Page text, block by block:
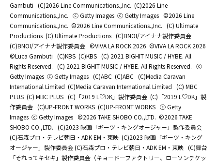
Gambuti (C)2026 Line Communications.,Inc. (C)2026 Line
Communications.,Inc. ⓒ Getty Images ⓒ Getty Images ©2026 Line
Communications.,Inc. ©2026 Line Communications.,Inc. (C) Ultimate
Productions (C) Ultimate Productions (C)BNOI/アイナナ製作委員会
(C)BNOI/アイナナ製作委員会 ©️VIVA LA ROCK 2026 ©️VIVA LA ROCK 2026
©Luca Gambuti (C)KBS (C)KBS (C) 2021 BIGHIT MUSIC / HYBE. All
Rights Reserved. (C) 2021 BIGHIT MUSIC / HYBE. All Rights Reserved. ⓒ
Getty Images ⓒ Getty Images (C)ABC (C)ABC (C)Media Caravan
International Limited (C)Media Caravan International Limited (C) MBC
PLUS (C) MBC PLUS (C)「2019 L♡DK」製作委員会 (C)「2019 L♡DK」製
作委員会 (C)UP-FRONT WORKS (C)UP-FRONT WORKS ⓒ Getty
Images ⓒ Getty Images ©2026 TAKE SHOBO CO.,LTD. ©2026 TAKE
SHOBO CO.,LTD. (C)2023 映画「ギーツ・キングオージャー」製作委員会
(C)石森プロ・テレビ朝日・ADK EM・東映 (C)2023 映画「ギーツ・キング
オージャー」製作委員会 (C)石森プロ・テレビ朝日・ADK EM・東映 (C)舞台
「それってキセキ」製作委員会（キョードーファクトリー、ローソンチケッ